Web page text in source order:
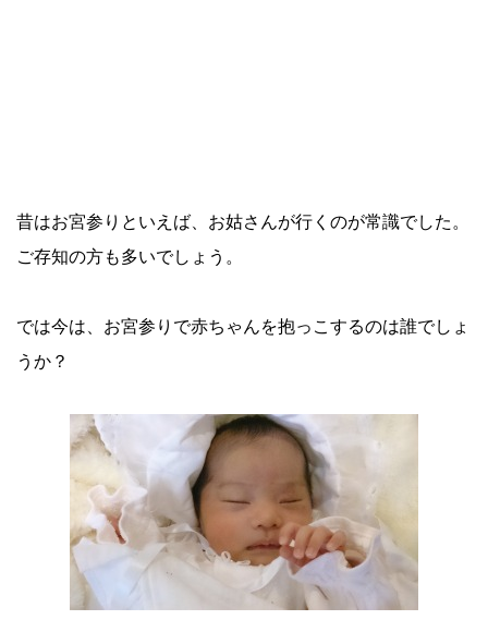
昔はお宮参りといえば、お姑さんが行くのが常識でした。
ご存知の方も多いでしょう。
では今は、お宮参りで赤ちゃんを抱っこするのは誰でしょ
うか？